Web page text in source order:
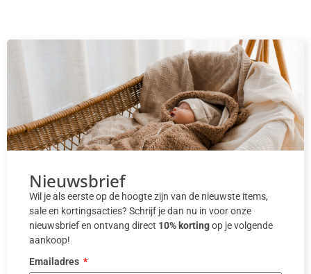
Nieuwsbrief
Wil je als eerste op de hoogte zijn van de nieuwste items,
sale en kortingsacties? Schrijf je dan nu in voor onze
nieuwsbrief en ontvang direct 10% kortingop je volgende
aankoop!
Emailadres